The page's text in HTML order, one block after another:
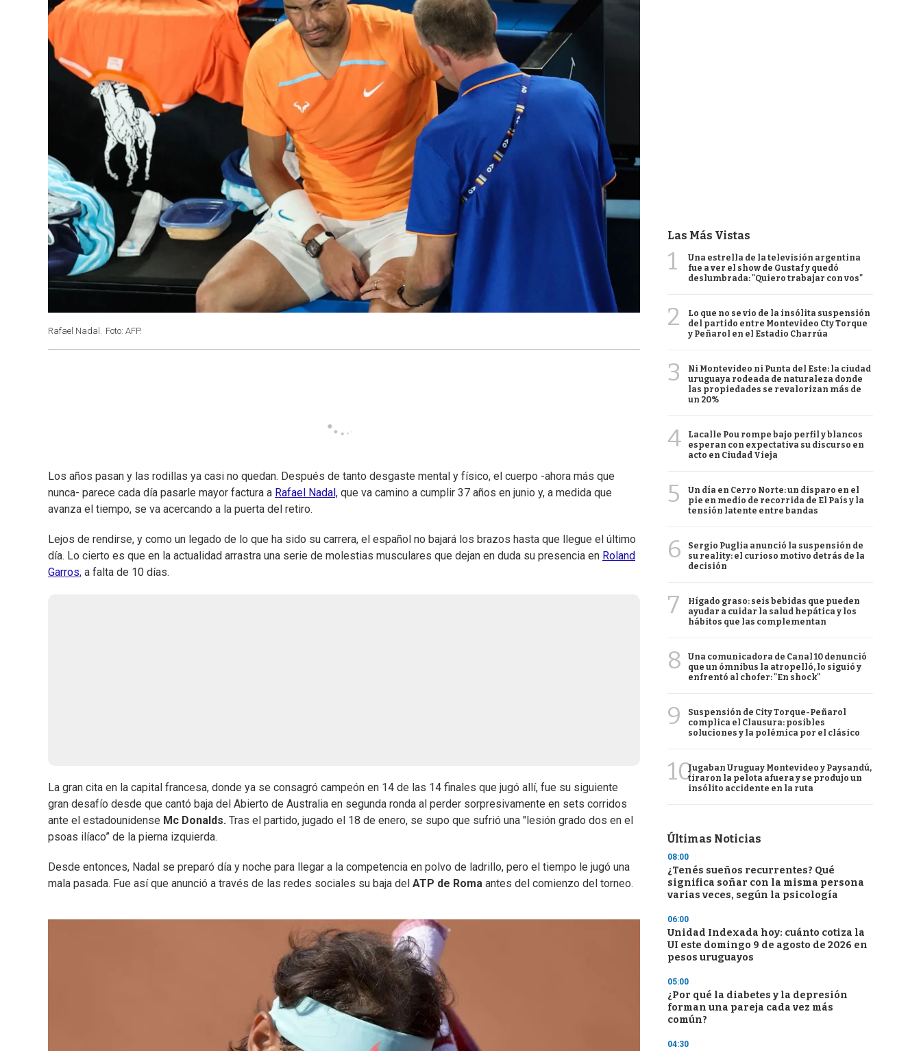
Rafael Nadal. Foto: AFP.
Los años pasan y las rodillas ya casi no quedan. Después de tanto desgaste mental y físico, el cuerpo -ahora más que
nunca- parece cada día pasarle mayor factura a Rafael Nadal, que va camino a cumplir 37 años en junio y, a medida que
avanza el tiempo, se va acercando a la puerta del retiro.
Lejos de rendirse, y como un legado de lo que ha sido su carrera, el español no bajará los brazos hasta que llegue el último
día. Lo cierto es que en la actualidad arrastra una serie de molestias musculares que dejan en duda su presencia en Roland
Garros, a falta de 10 días.
La gran cita en la capital francesa, donde ya se consagró campeón en 14 de las 14 finales que jugó allí, fue su siguiente
gran desafío desde que cantó baja del Abierto de Australia en segunda ronda al perder sorpresivamente en sets corridos
ante el estadounidense Mc Donalds. Tras el partido, jugado el 18 de enero, se supo que sufrió una "lesión grado dos en el
psoas ilíaco” de la pierna izquierda.
Desde entonces, Nadal se preparó día y noche para llegar a la competencia en polvo de ladrillo, pero el tiempo le jugó una
mala pasada. Fue así que anunció a través de las redes sociales su baja del ATP de Roma antes del comienzo del torneo.
Las Más Vistas
1
Una estrella de la televisión argentina
fue a ver el show de Gustaf y quedó
deslumbrada: "Quiero trabajar con vos"
2
Lo que no se vio de la insólita suspensión
del partido entre Montevideo Cty Torque
y Peñarol en el Estadio Charrúa
3
Ni Montevideo ni Punta del Este: la ciudad
uruguaya rodeada de naturaleza donde
las propiedades se revalorizan más de
un 20%
4
Lacalle Pou rompe bajo perfil y blancos
esperan con expectativa su discurso en
acto en Ciudad Vieja
5
Un día en Cerro Norte: un disparo en el
pie en medio de recorrida de El País y la
tensión latente entre bandas
6
Sergio Puglia anunció la suspensión de
su reality: el curioso motivo detrás de la
decisión
7
Hígado graso: seis bebidas que pueden
ayudar a cuidar la salud hepática y los
hábitos que las complementan
8
Una comunicadora de Canal 10 denunció
que un ómnibus la atropelló, lo siguió y
enfrentó al chofer: "En shock"
9
Suspensión de City Torque-Peñarol
complica el Clausura: posibles
soluciones y la polémica por el clásico
10Jugaban Uruguay Montevideo y Paysandú,
tiraron la pelota afuera y se produjo un
insólito accidente en la ruta
Últimas Noticias
08:00
¿Tenés sueños recurrentes? Qué
significa soñar con la misma persona
varias veces, según la psicología
06:00
Unidad Indexada hoy: cuánto cotiza la
UI este domingo 9 de agosto de 2026 en
pesos uruguayos
05:00
¿Por qué la diabetes y la depresión
forman una pareja cada vez más
común?
04:30